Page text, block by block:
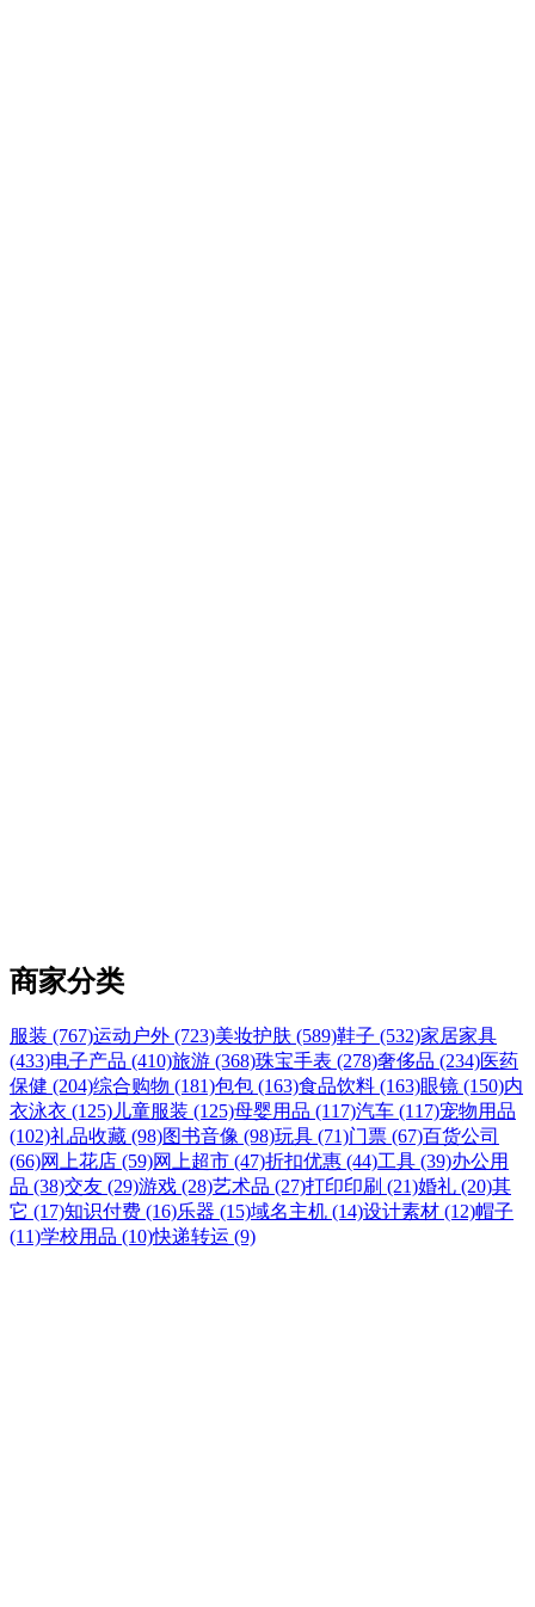
商家分类
服装 (767)运动户外 (723)美妆护肤 (589)鞋子 (532)家居家具
(433)电子产品 (410)旅游 (368)珠宝手表 (278)奢侈品 (234)医药
保健 (204)综合购物 (181)包包 (163)食品饮料 (163)眼镜 (150)内
衣泳衣 (125) 儿童服装 (125)母婴用品 (117)汽车 (117)宠物用品
(102)礼品收藏 (98)图书音像 (98)玩具 (71)门票 (67)百货公司
(66)网上花店 (59)网上超市 (47)折扣优惠 (44)工具 (39)办公用
品 (38)交友 (29)游戏 (28)艺术品 (27)打印印刷 (21)婚礼 (20)其
它 (17)知识付费 (16)乐器 (15)域名主机 (14)设计素材 (12)帽子
(11)学校用品 (10)快递转运 (9)